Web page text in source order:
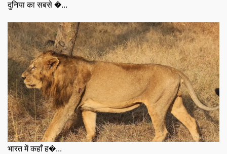
दुनिया का सबसे �...
भारत में कहाँ ह�...